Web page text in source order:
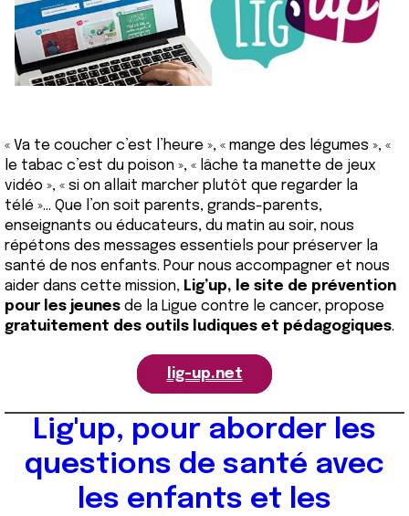
« Va te coucher c’est l’heure », « mange des légumes », «
le tabac c’est du poison », « lâche ta manette de jeux
vidéo », « si on allait marcher plutôt que regarder la
télé »… Que l’on soit parents, grands-parents,
enseignants ou éducateurs, du matin au soir, nous
répétons des messages essentiels pour préserver la
santé de nos enfants. Pour nous accompagner et nous
aider dans cette mission, Lig’up, le site de prévention
pour les jeunes de la Ligue contre le cancer, propose
gratuitement des outils ludiques et pédagogiques.
lig-up.net
Lig'up, pour aborder les
questions de santé avec
les enfants et les